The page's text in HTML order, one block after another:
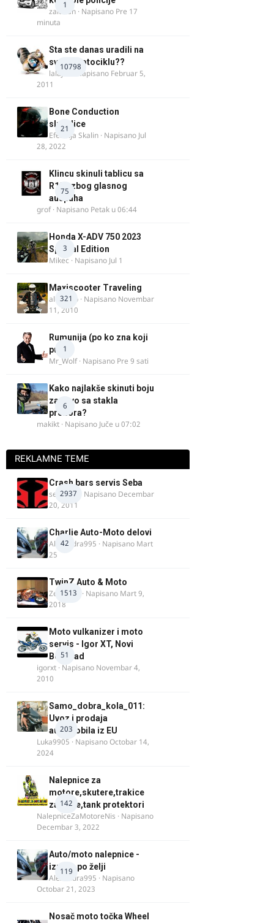
1
zaludan · Napisano Pre 17
minuta
10798
Sta ste danas uradili na
svom motociklu??
lalajko · Napisano Februar 5,
2011
21
Bone Conduction
slusalice
Efendija Skalin · Napisano Jul
28, 2022
75
Klincu skinuli tablicu sa
R125 zbog glasnog
auspuha
grof· Napisano Petak u 06:44
3
Honda X-ADV 750 2023
Special Edition
Mikec · Napisano Jul 1
321
Maxiscooter Traveling
alexanto · Napisano Novembar
11, 2010
1
Rumunija (po ko zna koji
put)
Mr_Wolf· Napisano Pre 9 sati
6
Kako najlakše skinuti boju
za drvo sa stakla
prozora?
makikt · Napisano Juče u 07:02
REKLAMNE TEME
2937
Crash bars servis Seba
seba011 · Napisano Decembar
20, 2011
42
Charlie Auto-Moto delovi
Alexandra995 · Napisano Mart
25
1513
TwinZ Auto & Moto
Zeljkamp · Napisano Mart 9,
2018
51
Moto vulkanizer i moto
servis - Igor XT, Novi
Beograd
igorxt · Napisano Novembar 4,
2010
203
Samo_dobra_kola_011:
Uvoz i prodaja
automobila iz EU
Luka9905 · NapisanoOctobar 14,
2024
142
Nalepnice za
motore,skutere,trakice
za felne,tank protektori
NalepniceZaMotoreNis · Napisano
Decembar 3, 2022
119
Auto/moto nalepnice -
izrada po želji
Alexandra995 · Napisano
Octobar 21, 2023
Nosač moto točka Wheel